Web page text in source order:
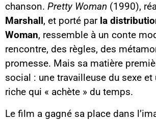
chanson. Pretty Woman (1990),
Marshall, et porté par la
Woman, ressemble à un conte
rencontre, des règles, des
promesse. Mais sa matière
social : une travailleuse du sexe
riche qui « achète » du temps.
Le film a gagné sa place dans